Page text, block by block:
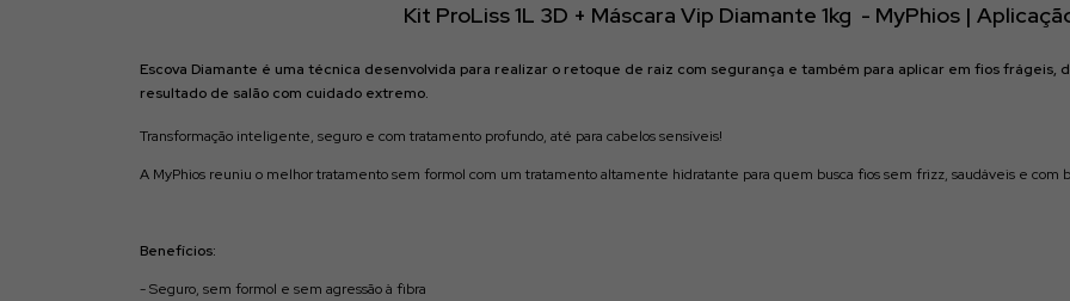
Kit ProLiss 1L 3D + Máscara Vip Diamante 1kg - MyPhios |
Escova Diamante é uma técnica desenvolvida para realizar o retoque de raiz com segurança e também para aplicar em fios
resultado de salão com cuidado extremo.
Transformação inteligente, seguro e com tratamento profundo, até para cabelos sensíveis!
A MyPhios reuniu o melhor tratamento sem formol com um tratamento altamente hidratante para quem busca fios sem frizz, saudáveis e com
Benefícios:
- Seguro, sem formol e sem agressão à fibra